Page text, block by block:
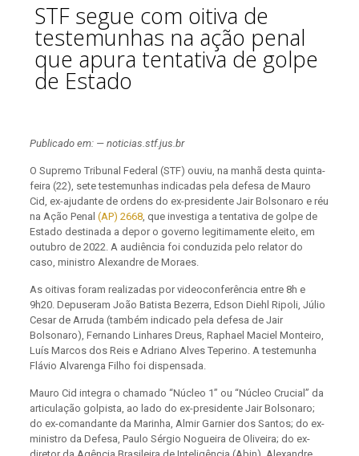
STF segue com oitiva de
testemunhas na ação penal
que apura tentativa de golpe
de Estado
Publicado em: — noticias.stf.jus.br
O Supremo Tribunal Federal (STF) ouviu, na manhã desta quinta-
feira (22), sete testemunhas indicadas pela defesa de Mauro
Cid, ex-ajudante de ordens do ex-presidente Jair Bolsonaro e réu
na Ação Penal (AP) 2668, que investiga a tentativa de golpe de
Estado destinada a depor o governo legitimamente eleito, em
outubro de 2022. A audiência foi conduzida pelo relator do
caso, ministro Alexandre de Moraes.
As oitivas foram realizadas por videoconferência entre 8h e
9h20. Depuseram João Batista Bezerra, Edson Diehl Ripoli, Júlio
Cesar de Arruda (também indicado pela defesa de Jair
Bolsonaro), Fernando Linhares Dreus, Raphael Maciel Monteiro,
Luís Marcos dos Reis e Adriano Alves Teperino. A testemunha
Flávio Alvarenga Filho foi dispensada.
Mauro Cid integra o chamado “Núcleo 1” ou “Núcleo Crucial” da
articulação golpista, ao lado do ex-presidente Jair Bolsonaro;
do ex-comandante da Marinha, Almir Garnier dos Santos; do ex-
ministro da Defesa, Paulo Sérgio Nogueira de Oliveira; do ex-